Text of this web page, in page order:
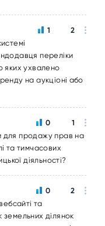
переліки
яких ухвалено
на аукціоні або
1 2
для продажу прав на
та тимчасових
діяльності?
0 1
та
земельних ділянок
0 2